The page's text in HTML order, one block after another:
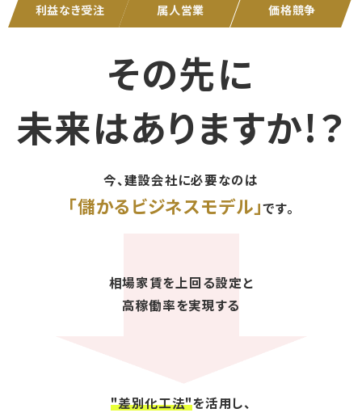
利益なき受注 属人営業 価格競争
その先に
未来はありますか!？
今、建設会社に必要なのは
「儲かるビジネスモデル」です。
相場家賃を上回る設定と
高稼働率を実現する
"差別化工法"を活用し、